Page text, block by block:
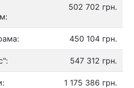
502 702 грн.
450 104 грн.
547 312 грн.
1 175 386 грн.